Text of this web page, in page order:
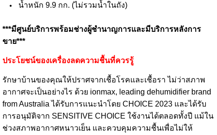
น้ำหนัก 9.9 กก. (ไม่รวมน้ำในถัง)
***มีศูนย์บริการพร้อมช่างผู้ชำนาญการและมีบริการหลังการ
ขาย***
ประโยชน์ของเครื่องลดความชื้นที่ควรรู้
รักษาบ้านของคุณให้ปราศจากเชื้อโรคและเชื้อรา ไม่ว่าสภาพ
อากาศจะเป็นอย่างไร ด้วย ionmax, leading dehumidifier brand
from Australia ได้รับการแนะนำโดย CHOICE 2023 และได้รับ
การอนุมัติจาก SENSITIVE CHOICE ใช้งานได้ตลอดทั้งปี แม้ใน
ช่วงสภาพอากาศหนาวเย็น และควบคุมความชื้นเพื่อไม่ให้